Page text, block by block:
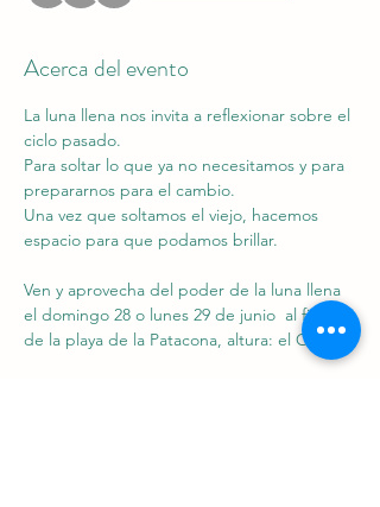
Acerca del evento
La luna llena nos invita a reflexionar sobre el
ciclo pasado.
Para soltar lo que ya no necesitamos y para
prepararnos para el cambio.
Una vez que soltamos el viejo, hacemos
espacio para que podamos brillar.
Ven y aprovecha del poder de la luna llena
el domingo 28 o lunes 29 de junio  al final
de la playa de la Patacona, altura: el Ocho.